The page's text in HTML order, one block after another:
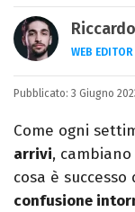
WEB EDITOR
LINKEDIN
Si
come
Nuovi
Pubblicato: 3 Giugno
Come ogni
arrivi,
cosa è successo
confusione